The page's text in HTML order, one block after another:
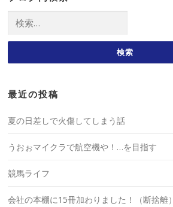
索:
最近の投稿
夏の日差しで火傷してしまう話
うおぉマイクラで航空機や！…を目指す
競馬ライフ
会社の本棚に15冊加わりました！（断捨離）